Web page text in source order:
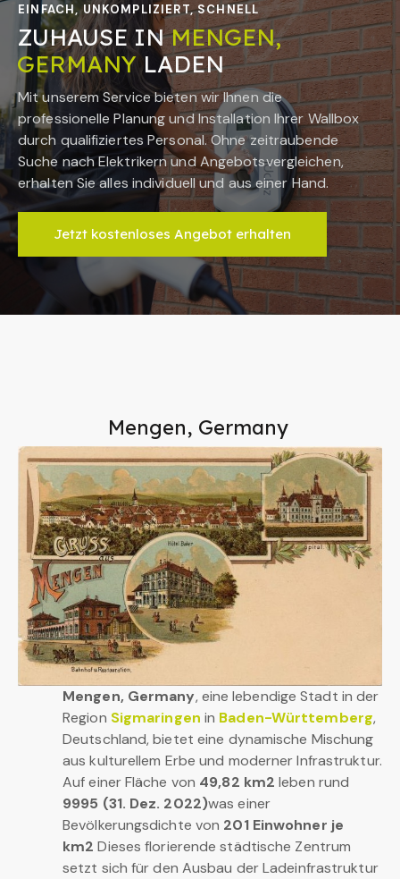
EINFACH, UNKOMPLIZIERT, SCHNELL
ZUHAUSE INMENGEN,
GERMANYLADEN
Mit unserem Service bieten wir Ihnen die
professionelle Planung und Installation Ihrer Wallbox
durch qualifiziertes Personal. Ohne zeitraubende
Suche nach Elektrikern und Angebotsvergleichen,
erhalten Sie alles individuell und aus einer Hand.
Jetzt kostenloses Angebot erhalten
Mengen, Germany
Mengen, Germany, eine lebendige Stadt in der
Region Sigmaringen in Baden-Württemberg,
Deutschland, bietet eine dynamische Mischung
aus kulturellem Erbe und moderner Infrastruktur.
Auf einer Fläche von 49,82 km2 leben rund
9995 (31. Dez. 2022)was einer
Bevölkerungsdichte von 201 Einwohner je
km2 Dieses florierende städtische Zentrum
setzt sich für den Ausbau der Ladeinfrastruktur